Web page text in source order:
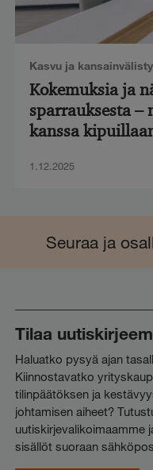
Kasvu ja
Kokemuksia ja
sparrauksesta –
kanssa
1.12.2025
Seuraa ja
Tilaa
Haluatko pysyä ajan
Kiinnostavatko
tilinpäätöksen ja
johtamisen aiheet?
uutiskirjevalikoimaamme
sisällöt suoraan